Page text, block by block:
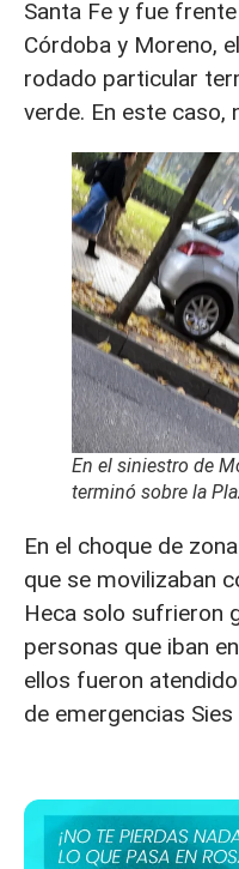
Santa Fe y fue
Córdoba y Moreno,
rodado particular
verde. En este caso,
En el siniestro de
terminó sobre la
En el choque de
que se movilizaban
Heca solo sufrieron
personas que iban
ellos fueron
de emergencias Sies